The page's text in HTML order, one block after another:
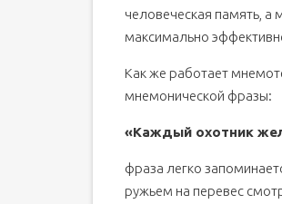
человеческая память, а
максимально
Как же работает
мнемонической фразы:
«Каждый охотник
фраза легко
ружьем на перевес